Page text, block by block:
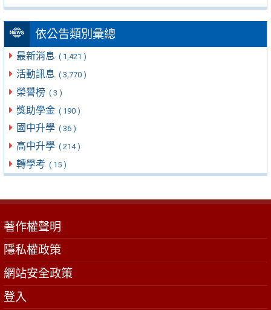
依公告類別彙總
最新消息 ( 1,421 )
活動訊息 ( 3,770 )
榮譽榜 ( 3 )
獎助學金 ( 190 )
國中升學 ( 36 )
高中升學 ( 214 )
轉學考 ( 15 )
著作權聲明
隱私權政策
網站安全政策
登入